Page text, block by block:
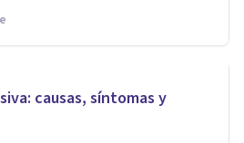
causas, síntomas y